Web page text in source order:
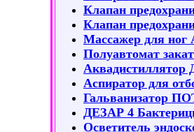
Клапан
Клапан
Массажер для ног
Полуавтомат
Аквадистиллятор
Аспиратор для
Гальванизатор
ДЕЗАР 4
Осветитель